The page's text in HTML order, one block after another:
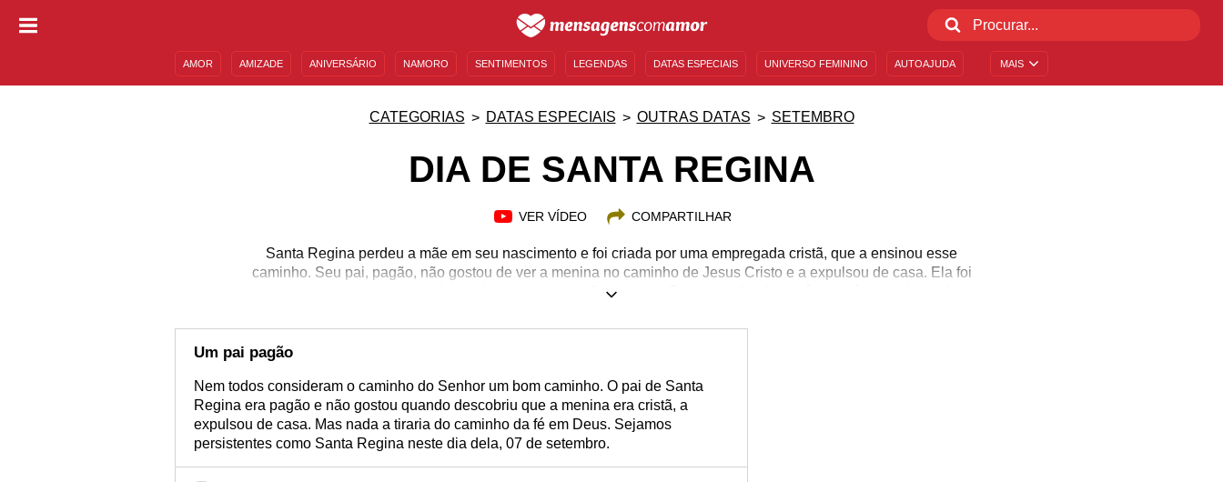
MAIS
AMOR AMIZADE ANIVERSÁRIO NAMORO SENTIMENTOS LEGENDAS DATAS ESPECIAIS UNIVERSO FEMININO AUTOAJUDA
CATEGORIAS DATAS ESPECIAIS OUTRAS DATAS SETEMBRO
DIA DE SANTA REGINA
VER VÍDEO COMPARTILHAR
Santa Regina perdeu a mãe em seu nascimento e foi criada por uma empregada cristã, que a ensinou esse
caminho. Seu pai, pagão, não gostou de ver a menina no caminho de Jesus Cristo e a expulsou de casa. Ela foi
morar com a moça que a criou e ajudava como podia na casa. O governador do império na época, ciente da
principalmente, a renegar Jesus. Por muitos dias ela sofreu todo tipo de tortura, mas resistiu bravamente,
mantendo sempre a sua fé. Sua força e bravura foram exemplos para muitos que se converteram ao
Um pai pagão
Nem todos consideram o caminho do Senhor um bom caminho. O pai de Santa
Regina era pagão e não gostou quando descobriu que a menina era cristã, a
expulsou de casa. Mas nada a tiraria do caminho da fé em Deus. Sejamos
persistentes como Santa Regina neste dia dela, 07 de setembro.